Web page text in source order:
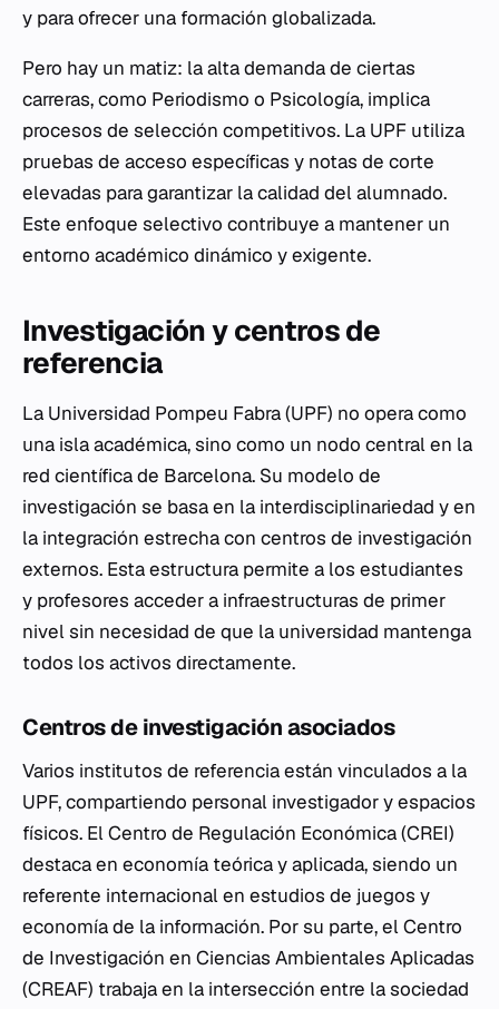
y para ofrecer una formación globalizada.
Pero hay un matiz: la alta demanda de ciertas
carreras, como Periodismo o Psicología, implica
procesos de selección competitivos. La UPF utiliza
pruebas de acceso específicas y notas de corte
elevadas para garantizar la calidad del alumnado.
Este enfoque selectivo contribuye a mantener un
entorno académico dinámico y exigente.
Investigación y centros de
referencia
La Universidad Pompeu Fabra (UPF) no opera como
una isla académica, sino como un nodo central en la
red científica de Barcelona. Su modelo de
investigación se basa en la interdisciplinariedad y en
la integración estrecha con centros de investigación
externos. Esta estructura permite a los estudiantes
y profesores acceder a infraestructuras de primer
nivel sin necesidad de que la universidad mantenga
todos los activos directamente.
Centros de investigación asociados
Varios institutos de referencia están vinculados a la
UPF, compartiendo personal investigador y espacios
físicos. El Centro de Regulación Económica (CREI)
destaca en economía teórica y aplicada, siendo un
referente internacional en estudios de juegos y
economía de la información. Por su parte, el Centro
de Investigación en Ciencias Ambientales Aplicadas
(CREAF) trabaja en la intersección entre la sociedad